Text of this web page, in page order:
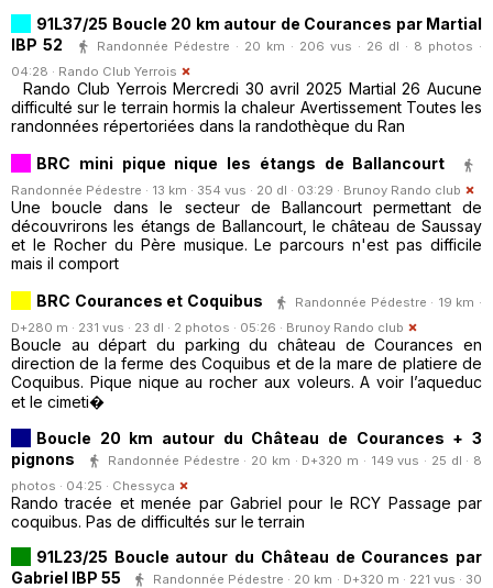
91L37/25 Boucle 20 km autour de Courances par Martial
IBP 52
Randonnée Pédestre · 20 km · 206 vus · 26 dl · 8 photos ·
04:28 · Rando Club Yerrois
Rando Club Yerrois Mercredi 30 avril 2025 Martial 26 Aucune
difficulté sur le terrain hormis la chaleur Avertissement Toutes les
randonnées répertoriées dans la randothèque du Ran
BRC mini pique nique les étangs de Ballancourt
Randonnée Pédestre · 13 km · 354 vus · 20 dl · 03:29 · Brunoy Rando club
Une boucle dans le secteur de Ballancourt permettant de
découvrirons les étangs de Ballancourt, le château de Saussay
et le Rocher du Père musique. Le parcours n'est pas difficile
mais il comport
BRC Courances et Coquibus
Randonnée Pédestre · 19 km ·
D+280 m · 231 vus · 23 dl · 2 photos · 05:26 · Brunoy Rando club
Boucle au départ du parking du château de Courances en
direction de la ferme des Coquibus et de la mare de platiere de
Coquibus. Pique nique au rocher aux voleurs. A voir l’aqueduc
et le cimeti�
Boucle 20 km autour du Château de Courances + 3
pignons
Randonnée Pédestre · 20 km · D+320 m · 149 vus · 25 dl · 8
photos · 04:25 · Chessyca
Rando tracée et menée par Gabriel pour le RCY Passage par
coquibus. Pas de difficultés sur le terrain
91L23/25 Boucle autour du Château de Courances par
Gabriel IBP 55
Randonnée Pédestre · 20 km · D+320 m · 221 vus · 30